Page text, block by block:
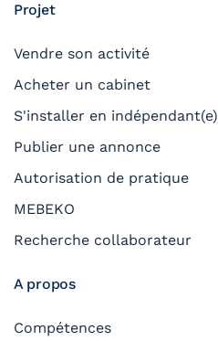
Projet
Vendre son activité
Acheter un cabinet
S'installer en indépendant(e)
Publier une annonce
Autorisation de pratique
MEBEKO
Recherche collaborateur
A propos
Compétences